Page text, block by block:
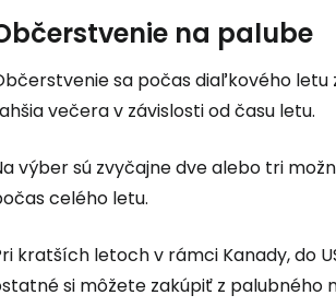
na palube
sa počas diaľkového
večera v závislosti od času letu.
výber sú zvyčajne dve alebo tri
celého letu.
kratších letoch v rámci Kanady, do
si môžete zakúpiť z palubného